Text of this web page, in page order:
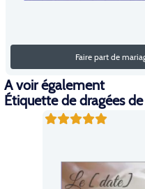
Faire part de
A voir également
Étiquette de dragées